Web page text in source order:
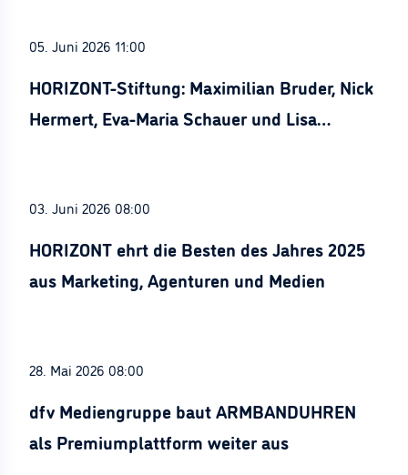
05. Juni 2026 11:00
HORIZONT-Stiftung: Maximilian Bruder, Nick
Hermert, Eva-Maria Schauer und Lisa
03. Juni 2026 08:00
HORIZONT ehrt die Besten des Jahres 2025
aus Marketing, Agenturen und Medien
28. Mai 2026 08:00
dfv Mediengruppe baut ARMBANDUHREN
als Premiumplattform weiter aus